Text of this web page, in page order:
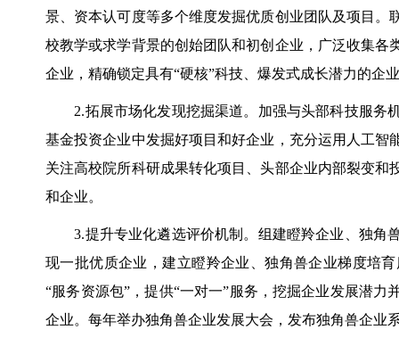
景、资本认可度等多个维度发掘优质创业团队及项目
校教学或求学背景的创始团队和初创企业，广泛收集
企业，精确锁定具有“硬核”科技、爆发式成长潜力的企
2.拓展市场化发现挖掘渠道。加强与头部科技服务
基金投资企业中发掘好项目和好企业，充分运用人工
关注高校院所科研成果转化项目、头部企业内部裂变
和企业。
3.提升专业化遴选评价机制。组建瞪羚企业、独角
现一批优质企业，建立瞪羚企业、独角兽企业梯度培
“服务资源包”，提供“一对一”服务，挖掘企业发展潜
企业。每年举办独角兽企业发展大会，发布独角兽企业